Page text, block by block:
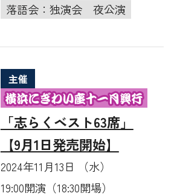
落語会：独演会
夜公演
主催
「志らくベスト63席」
【9月1日発売開始】
2024年11月13日 （水）
19:00開演（18:30開場）